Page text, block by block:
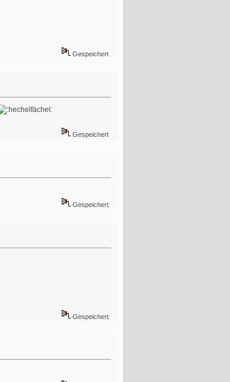
Gespeichert
Gespeichert
Gespeichert
Gespeichert